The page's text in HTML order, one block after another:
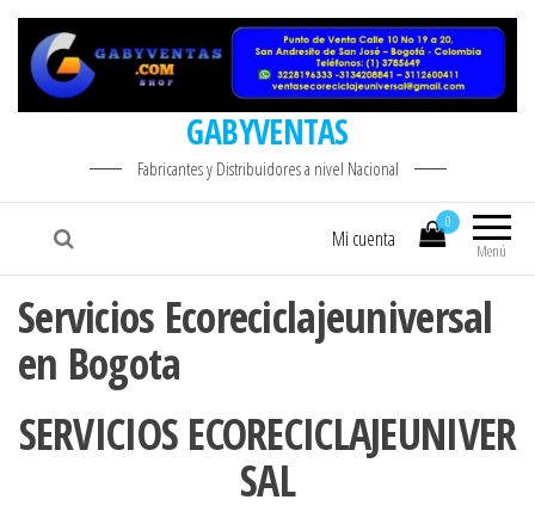
GABYVENTAS
Fabricantes y Distribuidores a nivel Nacional
Menú
0
Mi cuenta
Servicios Ecoreciclajeuniversal
en Bogota
SERVICIOS ECORECICLAJEUNIVER
SAL